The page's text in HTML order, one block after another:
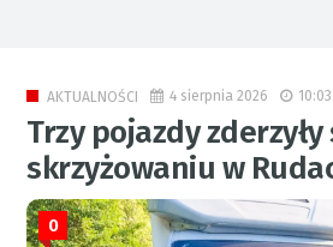
AKTUALNOŚCI 4 sierpnia 2026 10:03
Trzy pojazdy zderzyły
skrzyżowaniu w
0